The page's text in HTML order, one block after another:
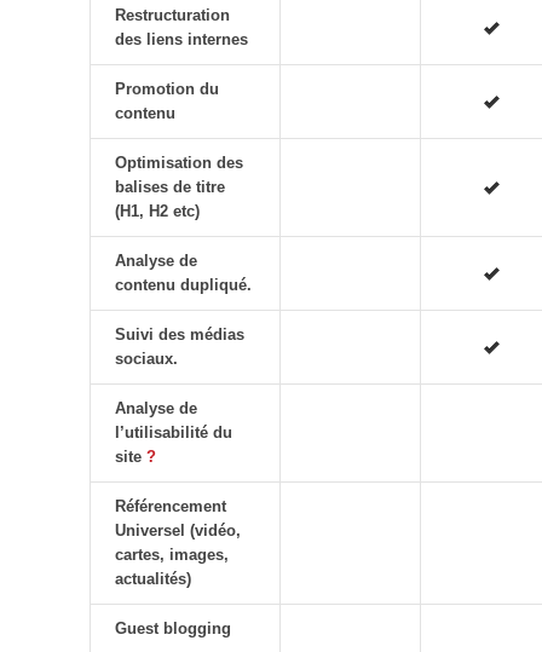
Restructuration
des liens internes
Promotion du
contenu
Optimisation des
balises de titre
(H1, H2 etc)
Analyse de
contenu dupliqué.
Suivi des médias
sociaux.
Analyse de
l’utilisabilité du
site ?
Référencement
Universel (vidéo,
cartes, images,
actualités)
Guest blogging